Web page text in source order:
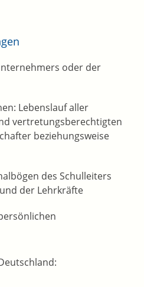
oder der
Lebenslauf aller
vertretungsberechtigten
beziehungsweise
des Schulleiters
der Lehrkräfte